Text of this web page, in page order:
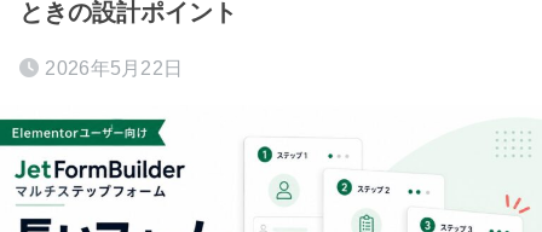
ときの設計ポイント
2026年5月22日